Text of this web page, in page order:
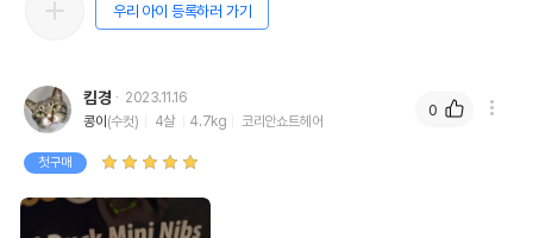
우리 아이 등록하러 가기
킴경
2023.11.16
콩이 (수컷) 4살 4.7kg 코리안쇼트헤어
첫구매
0